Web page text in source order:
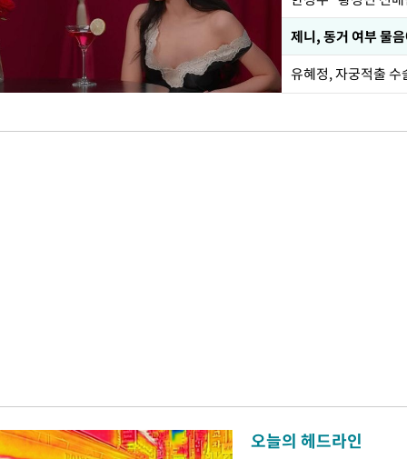
제니, 동거 여부 물
유혜정, 자궁적출
오늘의 헤드라인